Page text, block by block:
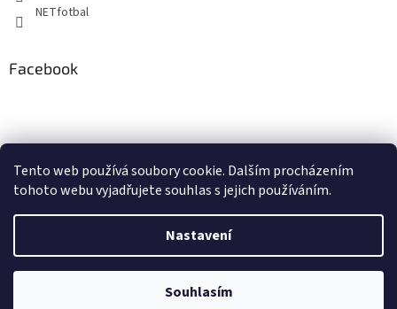
Tento web používá soubory cookie. Dalším procházením
tohoto webu vyjadřujete souhlas s jejich používáním.
Nastavení
Souhlasím
NETfotbal
Facebook
Vytvořil Shoptet
NETfotbal.cz. Všechna práva vyhrazena.